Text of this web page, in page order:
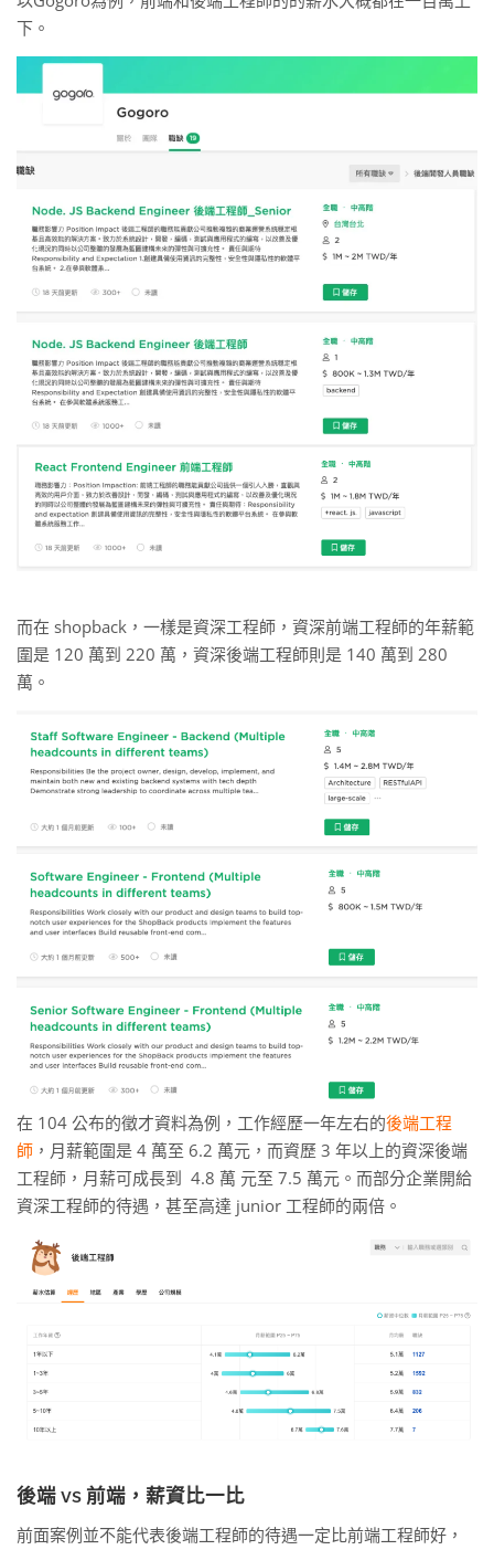
下。
而在 shopback，一樣是資深工程師，資深前端工程師的年薪範
圍是 120 萬到 220 萬，資深後端工程師則是 140 萬到 280
萬。
在 104 公布的徵才資料為例，工作經歷一年左右的後端工程
師 ，月薪範圍是 4 萬至 6.2 萬元，而資歷 3 年以上的資深後端
工程師，月薪可成長到 4.8 萬 元至 7.5 萬元。而部分企業開給
資深工程師的待遇，甚至高達 junior 工程師的兩倍。
後端 vs 前端，薪資比一比
前面案例並不能代表後端工程師的待遇一定比前端工程師好，